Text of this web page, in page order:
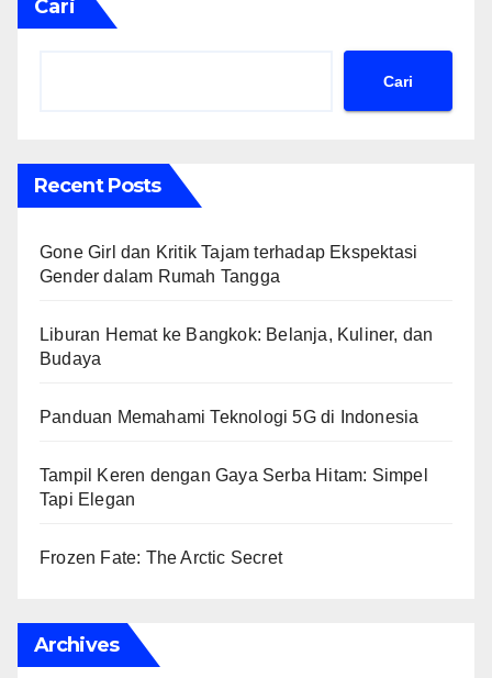
Cari
Cari
Recent Posts
Gone Girl dan Kritik Tajam terhadap Ekspektasi
Gender dalam Rumah Tangga
Liburan Hemat ke Bangkok: Belanja, Kuliner, dan
Budaya
Panduan Memahami Teknologi 5G di Indonesia
Tampil Keren dengan Gaya Serba Hitam: Simpel
Tapi Elegan
Frozen Fate: The Arctic Secret
Archives